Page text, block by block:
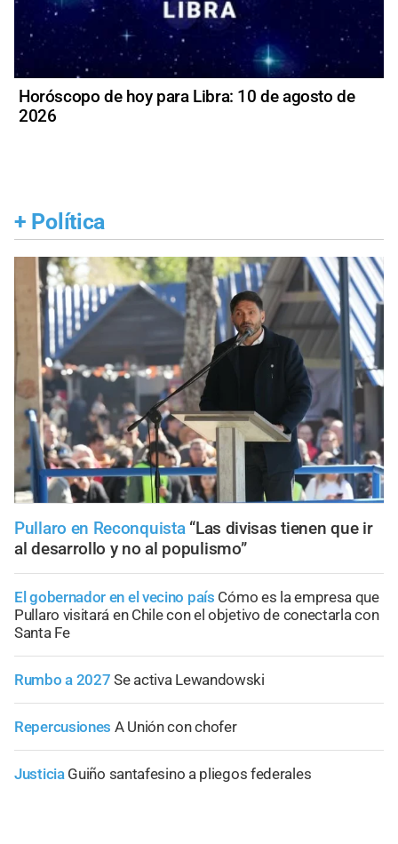
Horóscopo de hoy para Libra: 10 de agosto de
2026
+ Política
Pullaro en Reconquista “Las divisas tienen que ir
al desarrollo y no al populismo”
El gobernador en el vecino país Cómo es la empresa que
Pullaro visitará en Chile con el objetivo de conectarla con
Santa Fe
Rumbo a 2027 Se activa Lewandowski
Repercusiones A Unión con chofer
Justicia Guiño santafesino a pliegos federales